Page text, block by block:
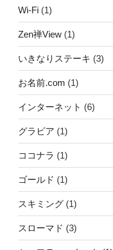
Wi-Fi (1)
Zen禅View (1)
いきなりステーキ (3)
お名前.com (1)
インターネット (6)
グラビア (1)
ココナラ (1)
ゴールド (1)
スキミング (1)
スローマド (3)